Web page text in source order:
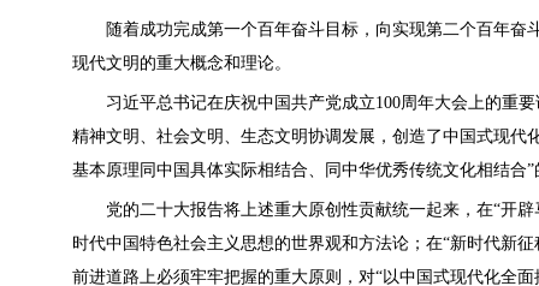
随着成功完成第一个百年奋斗目标，向实现第二个百年奋
现代文明的重大概念和理论。
习近平总书记在庆祝中国共产党成立100周年大会上的重要
精神文明、社会文明、生态文明协调发展，创造了中国式现代
基本原理同中国具体实际相结合、同中华优秀传统文化相结合
党的二十大报告将上述重大原创性贡献统一起来，在“开辟
时代中国特色社会主义思想的世界观和方法论；在“新时代新
前进道路上必须牢牢把握的重大原则，对“以中国式现代化全